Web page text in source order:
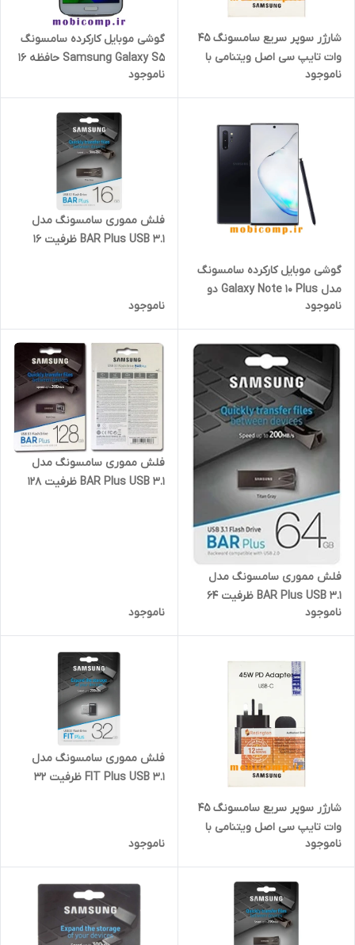
شارژر سوپر سریع سامسونگ 45
وات تایپ سی اصل ویتنامی با
ضمانت یکساله کتبی + کابل
اصل هدیه
ناموجود
گوشی موبایل کارکرده سامسونگ
Samsung Galaxy S5 حافظه ۱۶
گیگابایت و رم ۸ گیگابایت
ناموجود
گوشی موبایل کارکرده سامسونگ
مدل Galaxy Note 10 Plus دو
گیگابایت رم ۸ گیگابایت
ناموجود
فلش مموری سامسونگ مدل
BAR Plus USB 3.1 ظرفیت 16
ناموجود
فلش مموری سامسونگ مدل
BAR Plus USB 3.1 ظرفیت 64
گیگابایت
ناموجود
فلش مموری سامسونگ مدل
BAR Plus USB 3.1 ظرفیت 128
ناموجود
شارژر سوپر سریع سامسونگ 45
وات تایپ سی اصل ویتنامی با
ضمانت مادام العمر کتبی + کابل
اصل هدیه
ناموجود
فلش مموری سامسونگ مدل
FIT Plus USB 3.1 ظرفیت 32
ناموجود